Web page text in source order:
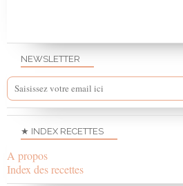
NEWSLETTER
★ INDEX RECETTES
A propos
Index des recettes